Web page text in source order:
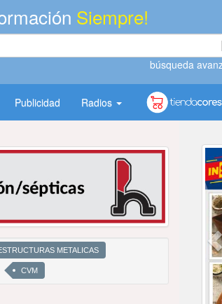
Siempre!
búsqueda
Publicidad Radios
METALICAS
CVM